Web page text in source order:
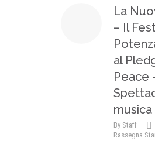
La
– Il
al
Peace
By Staff
Rassegna